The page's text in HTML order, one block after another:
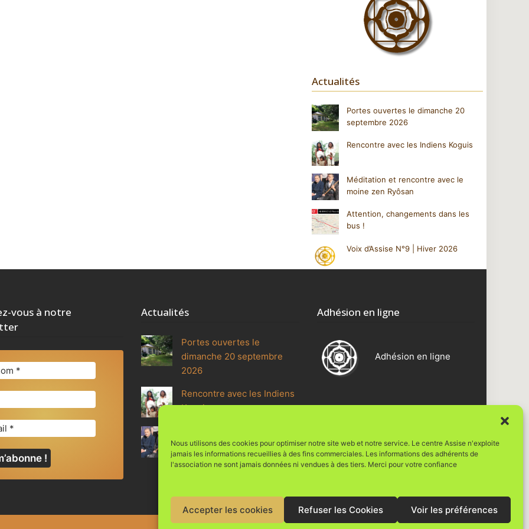
Nous utilisons des cookies pour optimiser notre site web et notre service. Le centre Assise n'exploite
jamais les informations recueillies à des fins commerciales. Les informations des adhérents de
l'association ne sont jamais données ni vendues à des tiers. Merci pour votre confiance
Accepter les cookies Refuser les Cookies Voir les préférences
Actualités
Portes ouvertes le dimanche 20
septembre 2026
Rencontre avec les Indiens Koguis
Méditation et rencontre avec le
moine zen Ryôsan
Attention, changements dans les
bus !
Voix d’Assise N°9 | Hiver 2026
vous à notre
Actualités
Portes ouvertes le
dimanche 20 septembre
2026
Rencontre avec les Indiens
Koguis
avec le moine zen Ryôsan
Adhésion en ligne
Adhésion en ligne